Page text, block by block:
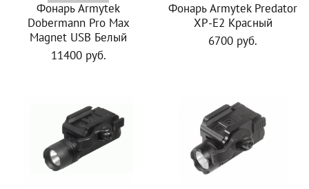
Фонарь Armytek
Dobermann Pro Max
Magnet USB Белый
11400 руб.
Фонарь Armytek Predator
XP-E2 Красный
6700 руб.